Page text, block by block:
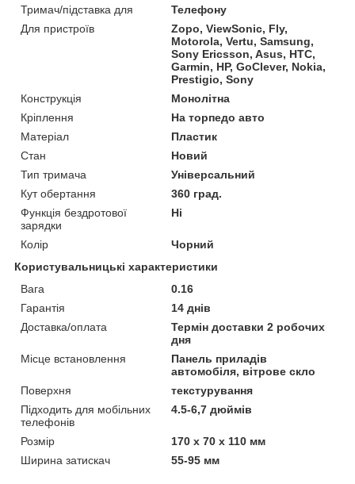
Тримач/підставка для
Телефону
Для пристроїв
Zopo, ViewSonic, Fly,
Motorola, Vertu, Samsung,
Sony Ericsson, Asus, HTC,
Garmin, HP, GoClever, Nokia,
Prestigio, Sony
Конструкція
Монолітна
Кріплення
На торпедо авто
Матеріал
Пластик
Стан
Новий
Тип тримача
Універсальний
Кут обертання
360 град.
Функція бездротової
зарядки
Ні
Колір
Чорний
Користувальницькі характеристики
Вага
0.16
Гарантія
14 днів
Доставка/оплата
Термін доставки 2 робочих
дня
Місце встановлення
Панель приладів
автомобіля, вітрове скло
Поверхня
текстурування
Підходить для мобільних
телефонів
4.5-6,7 дюймів
Розмір
170 х 70 х 110 мм
Ширина затискач
55-95 мм